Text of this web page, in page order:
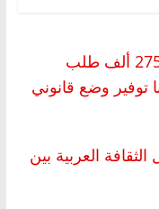
رئيس الوزراء: تلقينا مليونين و275 ألف طلب
توفير وضع قانوني
العربية بين